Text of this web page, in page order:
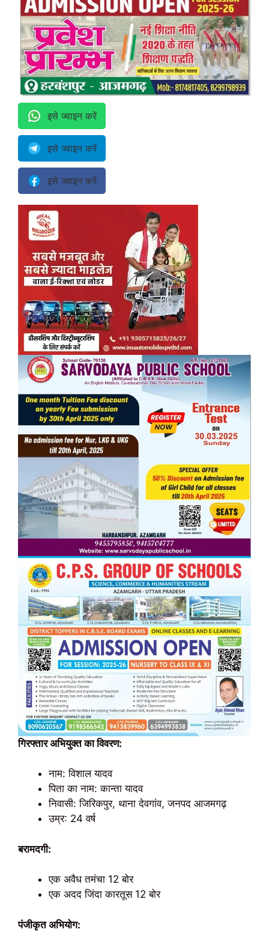
इसे ज्वाइन करें
इसे ज्वाइन करें
इसे ज्वाइन करें
गिरफ्तार अभियुक्त का विवरण:
नाम: विशाल यादव
पिता का नाम: कान्ता यादव
निवासी: जिरिकपुर, थाना देवगांव, जनपद आजमगढ़
उम्र: 24 वर्ष
बरामदगी:
एक अवैध तमंचा 12 बोर
एक अदद जिंदा कारतूस 12 बोर
पंजीकृत अभियोग: